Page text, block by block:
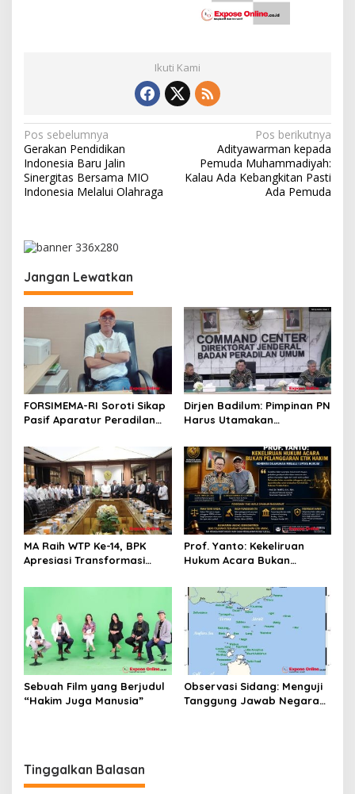
Ikuti Kami
N
a
v
a
s
i
o
s
Pos sebelumnya
Gerakan Pendidikan
Indonesia Baru Jalin
Sinergitas Bersama MIO
Indonesia Melalui Olahraga
Pos berikutnya
Adityawarman kepada
Pemuda Muhammadiyah:
Kalau Ada Kebangkitan Pasti
Ada Pemuda
Jangan Lewatkan
FORSIMEMA-RI Soroti Sikap
Pasif Aparatur Peradilan
Diri Hanya Memperburuk
Citra Lembaga
Dirjen Badilum: Pimpinan PN
Harus Utamakan
Pribadi
MA Raih WTP Ke-14, BPK
Apresiasi Transformasi
Prof. Yanto: Kekeliruan
Hukum Acara Bukan
Koreksi Dilakukan Melalui
Upaya Hukum
Sebuah Film yang Berjudul
“Hakim Juga Manusia”
Observasi Sidang: Menguji
Tanggung Jawab Negara
Tinggalkan Balasan